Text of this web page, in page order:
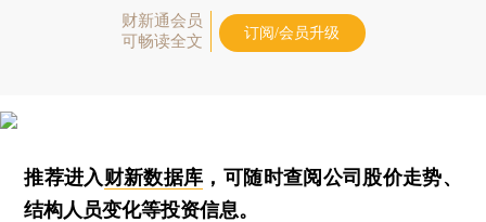
财新通会员
可畅读全文
订阅/会员升级
推荐进入财新数据库 ，可随时查阅公司股价走势、
结构人员变化等投资信息。